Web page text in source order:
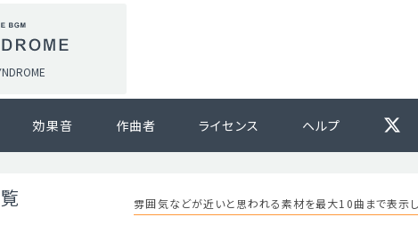
効果音 作曲者 ライセンス ヘルプ
雰囲気などが近いと思われる素材を最大10曲まで表示し